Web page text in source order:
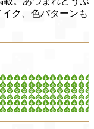
ク、色パターンも